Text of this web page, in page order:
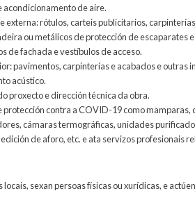
de aire.
externa: rótulos, carteis publicitarios,
ou metálicos de protección de escaparates
de fachada e vestíbulos de acceso.
pavimentos, carpinterías e acabados e outras
acústico.
proxecto e dirección técnica da obra.
contra a COVID-19 como mamparas,
cámaras termográficas, unidades
de aforo, etc. e ata servizos profesionais
locais, sexan persoas físicas ou xurídicas, e